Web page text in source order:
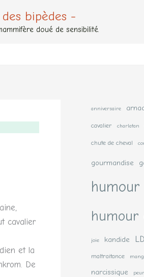
bipèdes -
doué de sensibilité.
cavalier
et la
De
anniversaire
cavalier charlatan
chute de cheval
gourmandise
humour
humour
joie kandide
maltraitance
narcissique
peur